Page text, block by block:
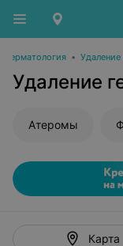
Дерматология •
Удаление
Атеромы
Карта